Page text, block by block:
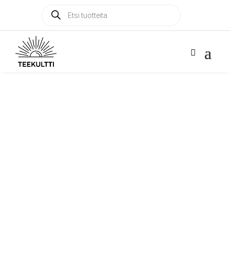
Products
search
Products
search